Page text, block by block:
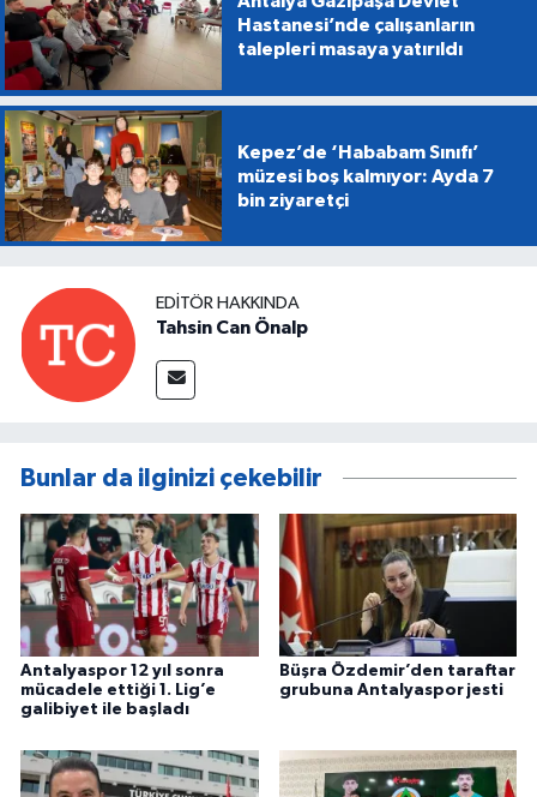
Hastanesi’nde çalışanların
talepleri masaya yatırıldı
Kepez’de ‘Hababam Sınıfı’
müzesi boş kalmıyor: Ayda 7
bin ziyaretçi
EDITÖR HAKKINDA
Tahsin Can Önalp
Bunlar da ilginizi çekebilir
Antalyaspor 12 yıl sonra
mücadele ettiği 1. Lig’e
galibiyet ile başladı
Büşra Özdemir’den taraftar
grubuna Antalyaspor jesti